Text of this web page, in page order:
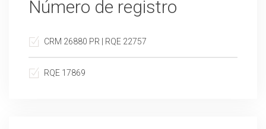
Número de registro
CRM 26880 PR | RQE 22757
RQE 17869